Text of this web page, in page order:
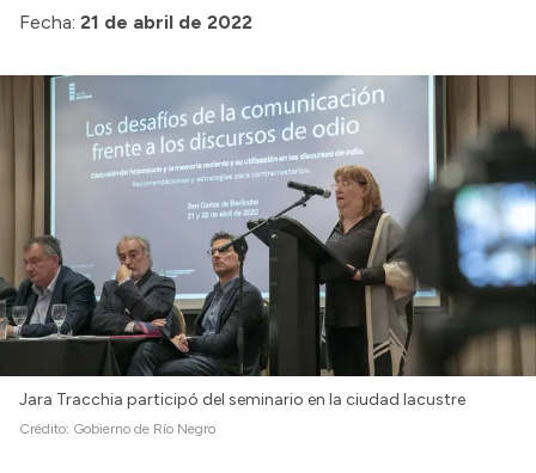
Fecha: 21 de abril de 2022
Jara Tracchia participó del seminario en la ciudad lacustre
Crédito: Gobierno de Río Negro